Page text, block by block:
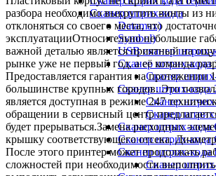
Сканер штрих-кода
Datamax)
Symbol)
USB сканер штрих-
Сканер штрих-кода
Сканер
Сканер штрих-кода
Сканер
Сканер
Сканер штрих-кода
Сканер штрих-кода
Сканер штрих-кода
Сканер
разбора необходимо выкрутить винты из
отклоняться со своего места, что
эксплуатацииОтносительно небольшие
важной деталью является приятный на
рынке уже не первый год, а её команда
Предоставляется гарантия на
большинстве крупных городов. Это
является доступная в режиме 247
обращении в сервисный центр
будет прерываться.Замена расходных
крышку соответствующего отсека.
После этого принтер может продолжать
сложностей при необходимости